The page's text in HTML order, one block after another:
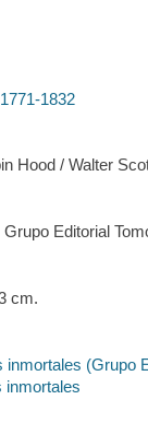
1832
Hood / Walter
Editorial
cm.
inmortales (Grupo
inmortales